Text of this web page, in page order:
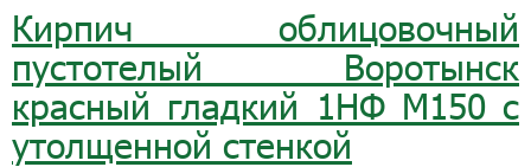
Кирпич облицовочный
пустотелый Воротынск
красный гладкий 1НФ М150 с
утолщенной стенкой